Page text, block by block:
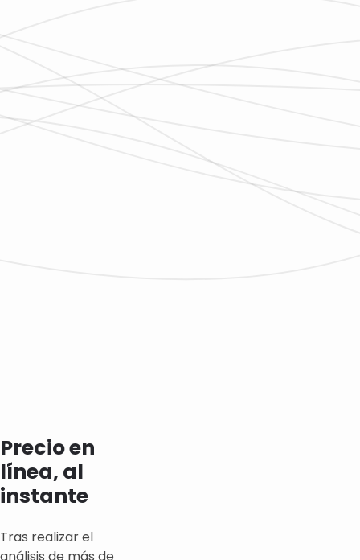
Precio en
línea, al
instante
Tras realizar el